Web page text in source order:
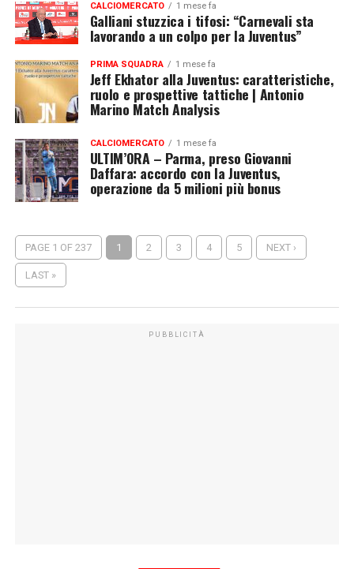
CALCIOMERCATO 1 mese fa
Galliani stuzzica i tifosi: “Carnevali sta
lavorando a un colpo per la Juventus”
PRIMA SQUADRA 1 mese fa
Jeff Ekhator alla Juventus: caratteristiche,
ruolo e prospettive tattiche | Antonio
Marino Match Analysis
CALCIOMERCATO 1 mese fa
ULTIM’ORA – Parma, preso Giovanni
Daffara: accordo con la Juventus,
operazione da 5 milioni più bonus
PAGE 1 OF 237 1 2 3 4 5 NEXT ›
LAST »
PUBBLICITÀ